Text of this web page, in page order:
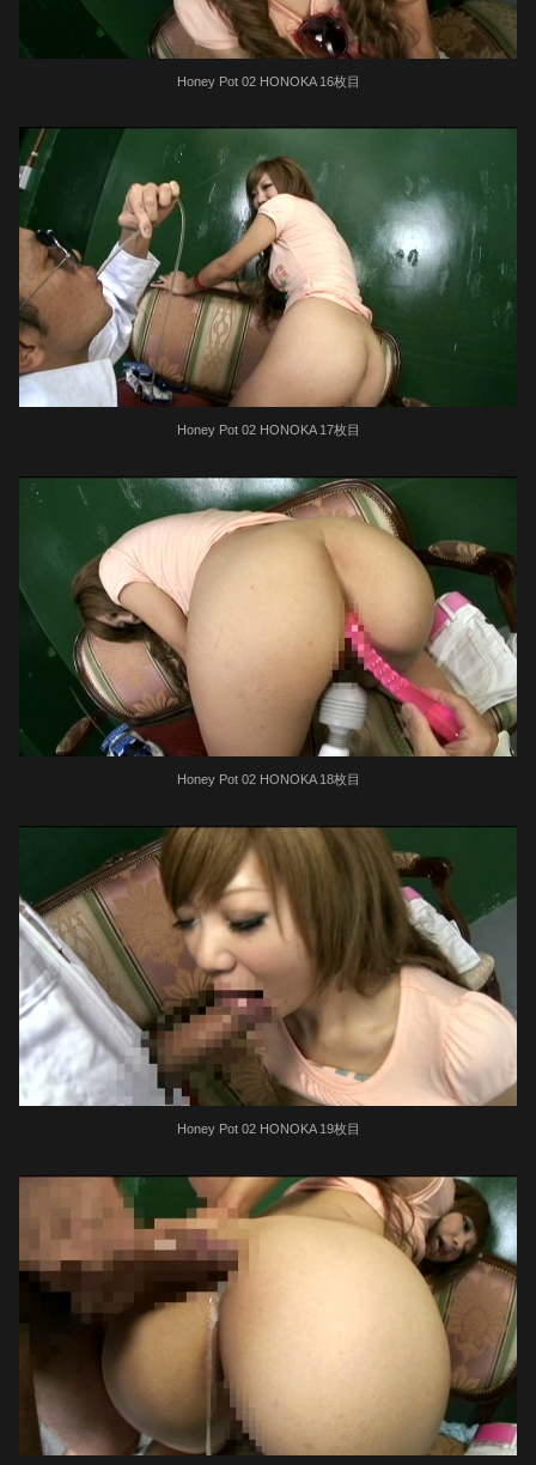
Honey Pot 02 HONOKA 16枚目
Honey Pot 02 HONOKA 17枚目
Honey Pot 02 HONOKA 18枚目
Honey Pot 02 HONOKA 19枚目